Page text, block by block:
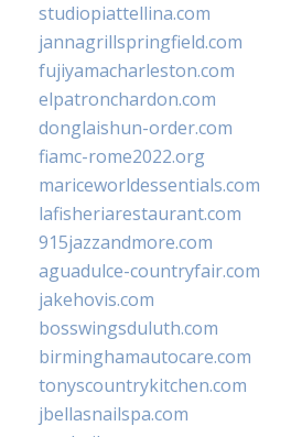
studiopiattellina.com
jannagrillspringfield.com
fujiyamacharleston.com
elpatronchardon.com
donglaishun-order.com
fiamc-rome2022.org
mariceworldessentials.com
lafisheriarestaurant.com
915jazzandmore.com
aguadulce-countryfair.com
jakehovis.com
bosswingsduluth.com
birminghamautocare.com
tonyscountrykitchen.com
jbellasnailspa.com